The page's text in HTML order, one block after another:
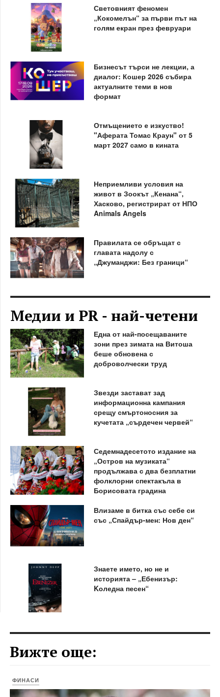
Световният феномен
„Кокомелън“ за първи път на
голям екран през февруари
Бизнесът търси не лекции, а
диалог: Кошер 2026 събира
актуалните теми в нов
формат
Отмъщението е изкуство!
"Аферата Томас Краун" от 5
март 2027 само в кината
Неприемливи условия на
живот в Зоокът „Кенана“,
Хасково, регистрират от НПО
Animals Angels
Правилата се обръщат с
главата надолу с
„Джуманджи: Без граници“
Медии и PR - най-четени
Една от най-посещаваните
зони през зимата на Витоша
беше обновена с
доброволчески труд
Звезди застават зад
информационна кампания
срещу смъртоносния за
кучетата „сърдечен червей“
Седемнадесетото издание на
„Остров на музиката“
продължава с два безплатни
фолклорни спектакъла в
Борисовата градина
Влизаме в битка със себе си
със „Спайдър-мен: Нов ден“
Знаете името, но не и
историята – „Ебенизър:
Kоледна песен“
Вижте още:
ФИНАСИ